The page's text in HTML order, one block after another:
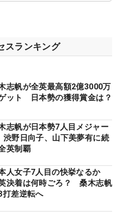
スランキング
志帆が全英最高額2億3000万
ット 日本勢の獲得賞金は？
志帆が日本勢7人目メジャー
野日向子、山下美夢有に続
英制覇
人女子7人目の快挙なるか
決着は何時ごろ？ 桑木志帆
打差逆転へ